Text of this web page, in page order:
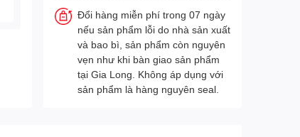
Đổi hàng miễn phí trong 07 ngày
nếu sản phẩm lỗi do nhà sản xuất
và bao bì, sản phẩm còn nguyên
vẹn như khi bàn giao sản phẩm
tại Gia Long. Không áp dụng với
sản phẩm là hàng nguyên seal.